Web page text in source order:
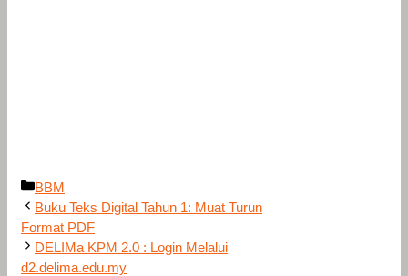
Categories
BBM
Buku Teks Digital Tahun 1: Muat Turun
Format PDF
DELIMa KPM 2.0 : Login Melalui
d2.delima.edu.my